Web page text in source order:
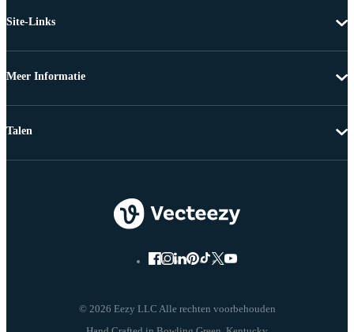
Site-Links
Meer Informatie
© 2026 Eezy LLC Alle rechten voorbehouden
Talen